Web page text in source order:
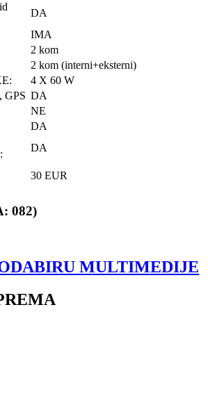
DA
IMA
2 kom
2 kom (interni+eksterni)
4 X 60 W
GPS DA
NE
DA
DA
30 EUR
082)
MULTIMEDIJE